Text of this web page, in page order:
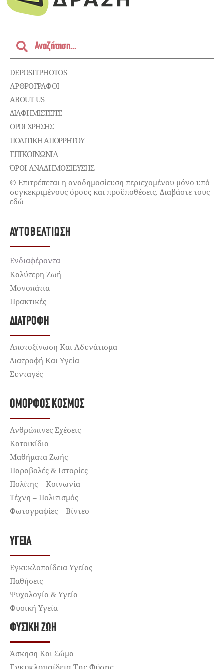
DEPOSITPHOTOS
ΑΡΘΡΟΓΡΑΦΟΙ
ABOUT US
ΔΙΑΦΗΜΙΣΤΕΊΤΕ
ΌΡΟΙ ΧΡΉΣΗΣ
ΠΟΛΙΤΙΚΉ ΑΠΟΡΡΉΤΟΥ
ΕΠΙΚΟΙΝΩΝΊΑ
ΌΡΟΙ ΑΝΑΔΗΜΟΣΙΕΥΣΗΣ
© Επιτρέπεται η αναδημοσίευση περιεχομένου μόνο υπό
συγκεκριμένους όρους και προϋποθέσεις. Διαβάστε τους
εδώ
ΑΥΤΟΒΕΛΤΊΩΣΗ
Ενδιαφέροντα
Καλύτερη Ζωή
Μονοπάτια
Πρακτικές
ΔΙΑΤΡΟΦΉ
Αποτοξίνωση Και Αδυνάτισμα
Διατροφή Και Υγεία
Συνταγές
ΌΜΟΡΦΟΣ ΚΌΣΜΟΣ
Ανθρώπινες Σχέσεις
Κατοικίδια
Μαθήματα Ζωής
Παραβολές & Ιστορίες
Πολίτης – Κοινωνία
Τέχνη – Πολιτισμός
Φωτογραφίες – Βίντεο
ΥΓΕΊΑ
Εγκυκλοπαίδεια Υγείας
Παθήσεις
Ψυχολογία & Υγεία
Φυσική Υγεία
ΦΥΣΙΚΉ ΖΩΉ
Άσκηση Και Σώμα